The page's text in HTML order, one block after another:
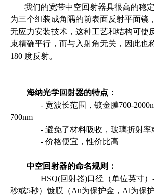
我们的宽带中空回射器具很高的稳
为三个组装成角隅的前表面反射平面镜
无应力安装技术，这种工艺和结构可使
束精确平行，而与入射角无关，因此也
180 度反射。
海纳光学回射器的特点：
- 宽波长范围，镀金膜700-
700nm
- 避免了材料吸收，玻璃折射率
- 价格便宜，性价比高
中空回射器的命名规则：
HSQ(回射器)口径（单位英寸）
秒或5秒）镀膜（Au为保护金， Al为保